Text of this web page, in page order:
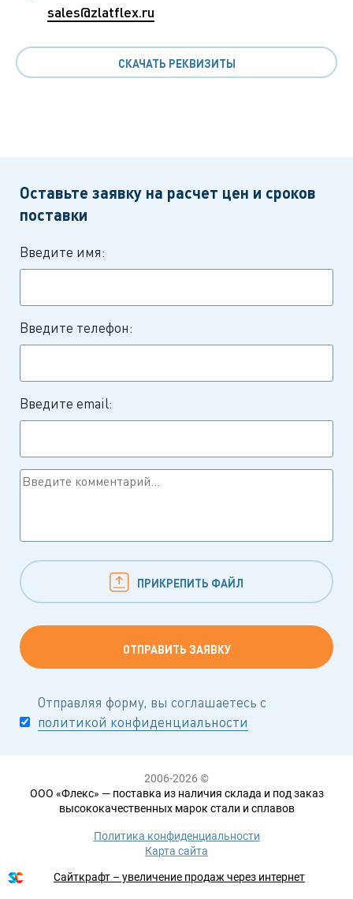
sales@zlatflex.ru
СКАЧАТЬ РЕКВИЗИТЫ
Оставьте заявку на расчет цен и сроков
поставки
Введите имя:
Введите телефон:
Введите email:
ПРИКРЕПИТЬ ФАЙЛ
Отправляя форму, вы соглашаетесь с
политикой конфиденциальности
2006-2026 ©
ООО «Флекс» — поставка из наличия склада и под заказ
высококачественных марок стали и сплавов
Политика конфиденциальности
Карта сайта
Сайткрафт – увеличение продаж через интернет